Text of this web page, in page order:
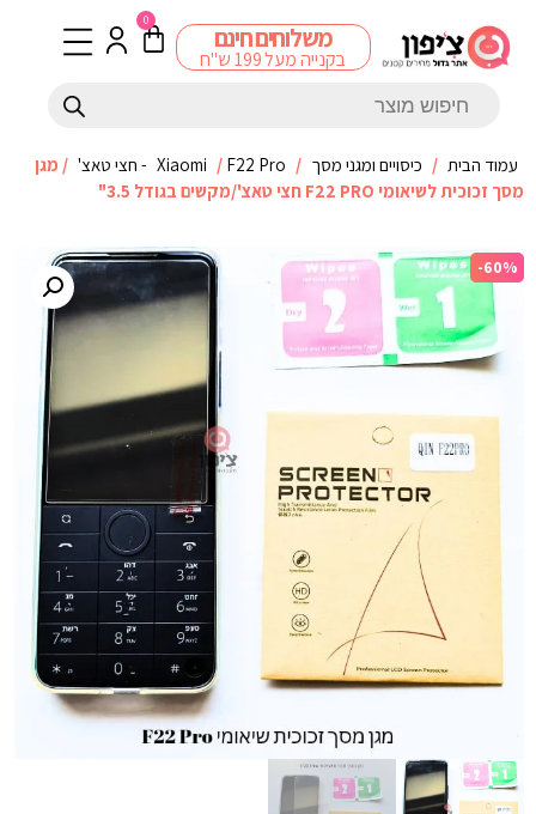
משלוחים חינם
בקנייה מעל 199 ש"ח
0
עמוד הבית / כיסויים ומגני מסך /
Xiaomi / F22 Pro - חצי טאצ'
/ מגן
מסך זכוכית לשיאומי F22 PRO חצי טאצ'/מקשים בגודל 3.5"
-60%